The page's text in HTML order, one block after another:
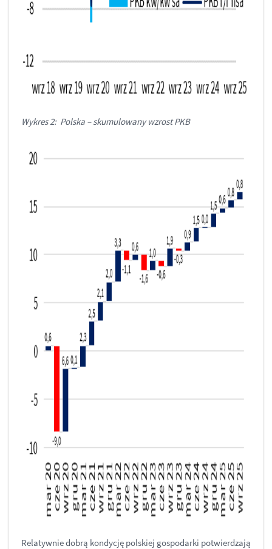
Wykres 2: Polska – skumulowany wzrost PKB
Relatywnie dobrą kondycję polskiej gospodarki potwierdzają